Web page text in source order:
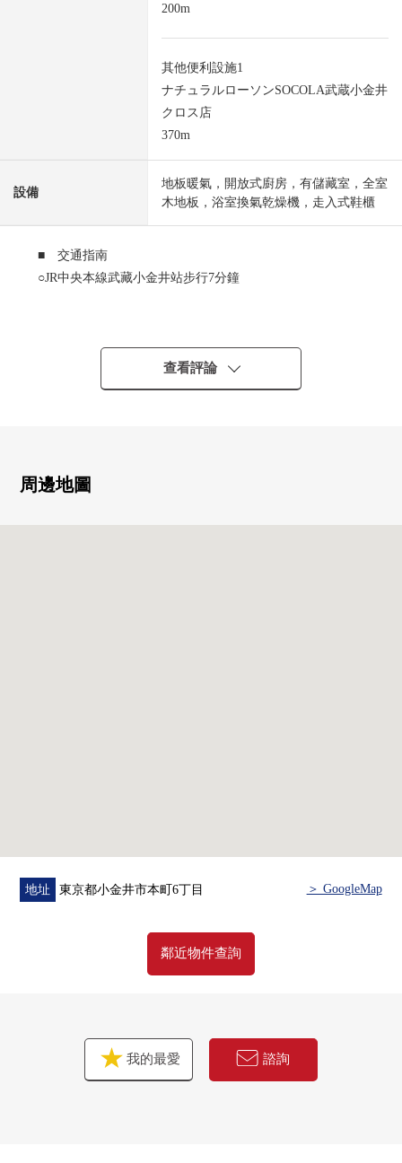
200m
其他便利設施1
ナチュラルローソンSOCOLA武蔵小金井
クロス店
370m
設備
地板暖氣，開放式廚房，有儲藏室，全室
木地板，浴室換氣乾燥機，走入式鞋櫃
■ 交通指南
○JR中央本線武藏小金井站步行7分鐘
○在別墅型像透天房的房型
○私人使用面積76.68平方公尺
○寵物飼養可(有細則)
查看評論
周邊地圖
地址 東京都小金井市本町6丁目 ＞ GoogleMap
鄰近物件查詢
我的最愛 諮詢